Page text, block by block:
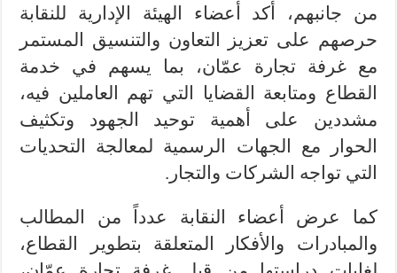
من جانبهم، أكد أعضاء الهيئة الإدارية للنقابة
حرصهم على تعزيز التعاون والتنسيق المستمر
مع غرفة تجارة عمّان، بما يسهم في خدمة
القطاع ومتابعة القضايا التي تهم العاملين فيه،
مشددين على أهمية توحيد الجهود وتكثيف
الحوار مع الجهات الرسمية لمعالجة التحديات
التي تواجه الشركات والتجار.
كما عرض أعضاء النقابة عدداً من المطالب
والمبادرات والأفكار المتعلقة بتطوير القطاع،